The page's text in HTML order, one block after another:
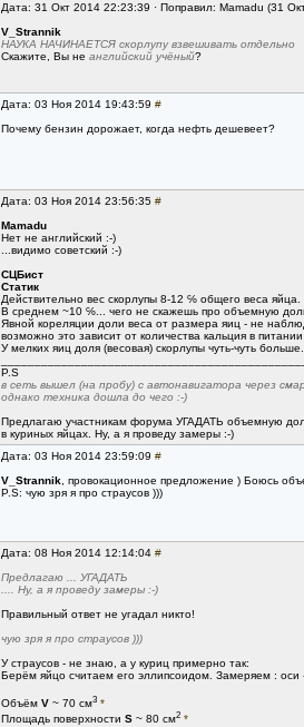
Дата: 31 Окт 2014 22:23:39 · Поправил: Mamadu (31
V_Strannik
НАУКА НАЧИНАЕТСЯ скорлупу взвешивать отдельно
Скажите, Вы не английский учёный?
Дата: 03 Ноя 2014 19:43:59 #
Почему бензин дорожает, когда нефть дешевеет?
Дата: 03 Ноя 2014 23:56:35 #
Mamadu
Нет не английский :-)
...видимо советский :-)
СЦБист
Статик
Действительно вес скорлупы 8-12 ℅ общего веса яйца.
В среднем ~10 ℅... чего не скажешь про объемную
Явной кореляции доли веса от размера яиц - не
возможно это зависит от количества кальция в
У мелких яиц доля (весовая) скорлупы чуть-чуть больше.
P.S
в сеть вышел (на пробу) с автонавигатора через
однако техника дошла до чего :-)
Предлагаю участникам форума УГАДАТЬ объемную
в куриных яйцах. Ну, а я проведу замеры :-)
Дата: 03 Ноя 2014 23:59:09 #
V_Strannik , провокационное предложение ) Боюсь
P.S: чую зря я про страусов )))
Дата: 08 Ноя 2014 12:14:04 #
Предлагаю ... УГАДАТЬ
.... Ну, а я проведу замеры :-)
Правильный ответ не угадал никто!
чую зря я про страусов )))
У страусов - не знаю, а у куриц примерно так:
Берём яйцо считаем его эллипсоидом. Замеряем :
Объём V ~ 70 см3 *
Площадь поверхности S ~ 80 см2 *